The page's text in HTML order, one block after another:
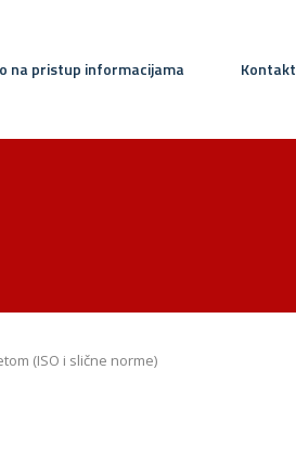
na pristup informacijama Kontakt
(ISO i slične norme)